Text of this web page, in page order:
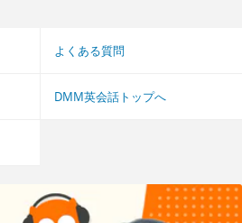
よくある質問
DMM英会話トップへ